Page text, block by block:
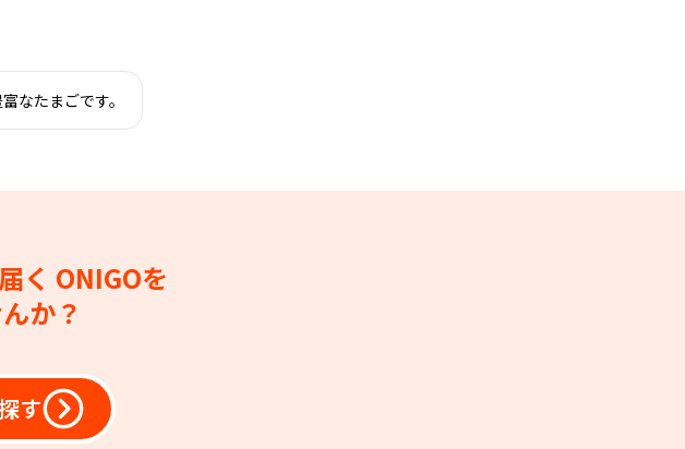
なたまごです。
く ONIGOを
か？
す